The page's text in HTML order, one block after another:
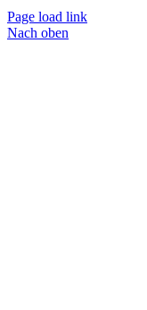
Page load link
Nach oben